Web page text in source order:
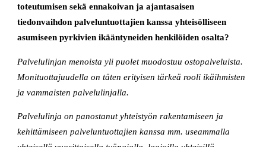
toteutumisen sekä ennakoivan ja ajantasaisen
tiedonvaihdon palveluntuottajien kanssa yhteisölliseen
asumiseen pyrkivien ikääntyneiden henkilöiden osalta?
Palvelulinjan menoista yli puolet muodostuu ostopalveluista.
Monituottajuudella on täten erityisen tärkeä rooli ikäihmisten
ja vammaisten palvelulinjalla.
Palvelulinja on panostanut yhteistyön rakentamiseen ja
kehittämiseen palveluntuottajien kanssa mm. useammalla